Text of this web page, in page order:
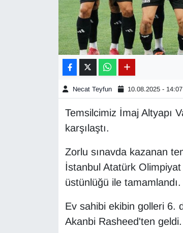
Necat Teyfun 10.08.2025 - 14:07
Temsilcimiz İmaj Altyapı
karşılaştı.
Zorlu sınavda kazanan
İstanbul Atatürk Olimpiyat
üstünlüğü ile tamamlandı.
Ev sahibi ekibin golleri 6.
Akanbi Rasheed'ten geldi.
En çok konuşulanlar
GENEL
HABERDE İNSAN